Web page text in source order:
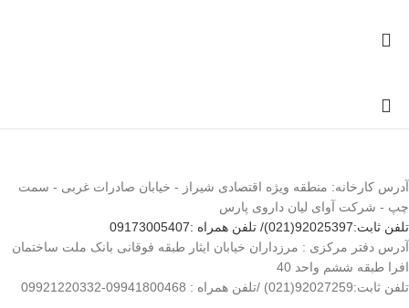
آدرس کارخانه: منطقه ویژه اقتصادی شیراز - خیابان صادرات غربی - سمت
چپ - شرکت آوای لیان داروی پارس
تلفن ثابت:92025397(021)/ تلفن همراه :09173005407
آدرس دفتر مرکزی : مرزداران خیابان ایثار طبقه فوقانی بانک ملت ساختمان
افرا طبقه ششم واحد 40
تلفن ثابت:92027259(021) /تلفن همراه : 09941800468-09921220332